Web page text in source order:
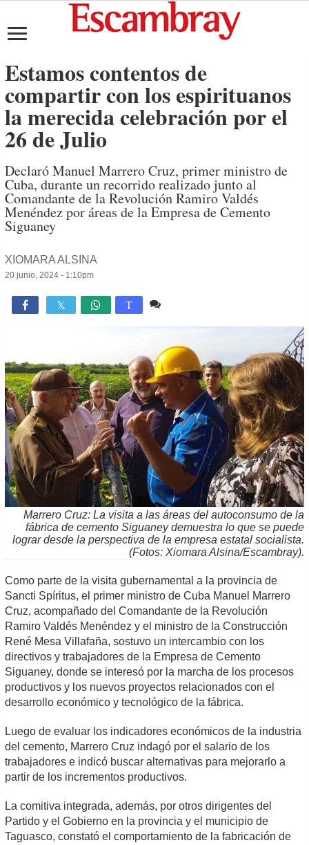
Estamos contentos de
compartir con los espirituanos
la merecida celebración por el
26 de Julio
Declaró Manuel Marrero Cruz, primer ministro de
Cuba, durante un recorrido realizado junto al
Comandante de la Revolución Ramiro Valdés
Menéndez por áreas de la Empresa de Cemento
Siguaney
XIOMARA ALSINA
20 junio, 2024 - 1:10pm
 T
Marrero Cruz: La visita a las áreas del autoconsumo de la
fábrica de cemento Siguaney demuestra lo que se puede
lograr desde la perspectiva de la empresa estatal socialista.
(Fotos: Xiomara Alsina/Escambray).
Como parte de la visita gubernamental a la provincia de
Sancti Spíritus, el primer ministro de Cuba Manuel Marrero
Cruz, acompañado del Comandante de la Revolución
Ramiro Valdés Menéndez y el ministro de la Construcción
René Mesa Villafaña, sostuvo un intercambio con los
directivos y trabajadores de la Empresa de Cemento
Siguaney, donde se interesó por la marcha de los procesos
productivos y los nuevos proyectos relacionados con el
desarrollo económico y tecnológico de la fábrica.
Luego de evaluar los indicadores económicos de la industria
del cemento, Marrero Cruz indagó por el salario de los
trabajadores e indicó buscar alternativas para mejorarlo a
partir de los incrementos productivos.
La comitiva integrada, además, por otros dirigentes del
Partido y el Gobierno en la provincia y el municipio de
Taguasco, constató el comportamiento de la fabricación de